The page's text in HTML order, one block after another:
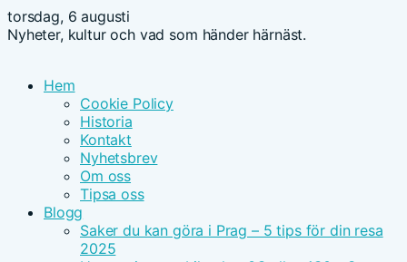
torsdag, 6 augusti
Nyheter, kultur och vad som händer härnäst.
Hem
Cookie Policy
Historia
Kontakt
Nyhetsbrev
Om oss
Tipsa oss
Blogg
Saker du kan göra i Prag – 5 tips för din resa
2025